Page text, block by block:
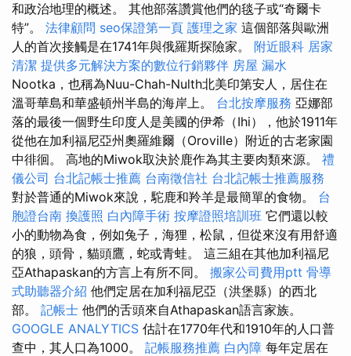
和政治地理的概述。 其他部落讚賞他們的毯子或“奇爾卡
特”。 法律顧問 seo保證第一頁 護理之家 這個部落與歐洲
人的首次接觸是在1741年與俄羅斯探險家。 附近眼科 居家
清潔 提供多元解決方案的數位行銷夥伴 房屋 漏水
Nootka，也稱為Nuu-Chah-Nulth北美印第安人，居住在
溫哥華島和華盛頓州半島的海岸上。 台北按摩服務 亞娜部
落的最後一個野生印度人是美國的伊希（Ihi），他於1911年
從他在加利福尼亞州奧羅維爾（Oroville）附近的古老家園
中徘徊。 高地的Miwok取決於鹿作為其主要肉類來源。 禮
儀公司 台北記帳士推薦 台南徵信社 台北記帳士推薦服務
對於普通的Miwok來說，駝鹿和羚羊是最簡單的食物。 台
胞證台南 換護照 白內障手術 按摩證照培訓班 它們還以較
小的動物為食，例如兔子，海狸，松鼠，但從來沒有用舒適
的狼，頭骨，貓頭鷹，蛇或青蛙。 這三組在其他加利福尼
亞Athapaskan的方言上有所不同。 搬家公司費用ptt 骨導
式助聽器介紹 他們定居在加利福尼亞（洪堡縣）的西北
部。 記帳士 他們的舌頭來自Athapaskan語言家族。
GOOGLE ANALYTICS 估計在1770年代和1910年的人口普
查中，其人口為1000。 記帳服務推薦 白內障 每年定居在